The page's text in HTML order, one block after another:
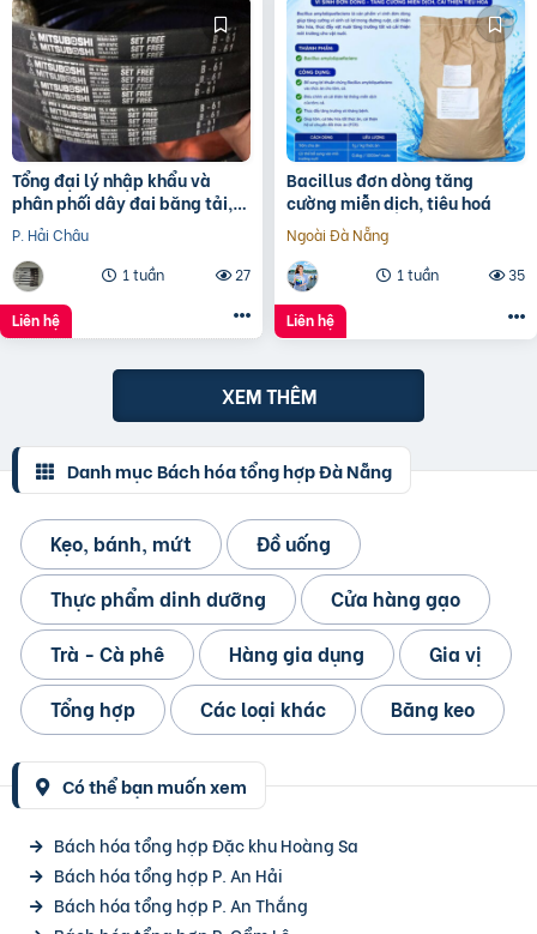
Tổng đại lý nhập khẩu và
phân phối dây đai băng tải,
dây Curoa các loại
P. Hải Châu
1 tuần
27
Liên hệ
Bacillus đơn dòng tăng
cường miễn dịch, tiêu hoá
Ngoài Đà Nẵng
1 tuần
35
Liên hệ
XEM THÊM
Danh mục Bách hóa tổng hợp Đà Nẵng
Kẹo, bánh, mứt
Đồ uống
Thực phẩm dinh dưỡng
Cửa hàng gạo
Trà - Cà phê
Hàng gia dụng
Gia vị
Tổng hợp
Các loại khác Băng keo
Có thể bạn muốn xem
Bách hóa tổng hợp Đặc khu Hoàng Sa
Bách hóa tổng hợp P. An Hải
Bách hóa tổng hợp P. An Thắng